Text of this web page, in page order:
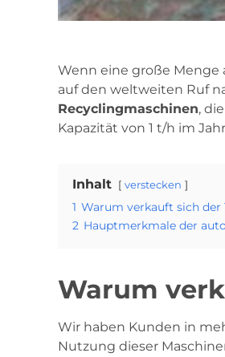
Wenn eine große Menge
auf den weltweiten Ruf
Recyclingmaschinen,
Kapazität von 1 t/h im
Inhalt verstecken
1 Warum verkauft sich
2 Hauptmerkmale der
Warum
Wir haben Kunden in
Nutzung dieser